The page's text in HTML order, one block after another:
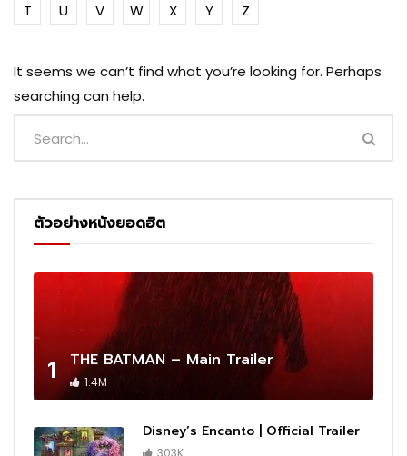
T
U V W X Y Z
It seems we can’t find what you’re looking for. Perhaps
searching can help.
ตัวอย่างหนังยอดฮิต
1 THE BATMAN – Main Trailer
1.4M
Disney’s Encanto | Official Trailer
303K